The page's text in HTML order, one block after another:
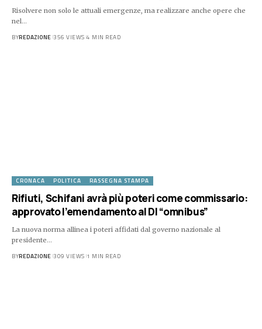
Risolvere non solo le attuali emergenze, ma realizzare anche opere che
nel…
BYREDAZIONE 356 VIEWS 4 MIN READ
CRONACA POLITICA RASSEGNA STAMPA
Rifiuti, Schifani avrà più poteri come commissario:
approvato l’emendamento al Dl “omnibus”
La nuova norma allinea i poteri affidati dal governo nazionale al
presidente…
BYREDAZIONE 309 VIEWS 1 MIN READ